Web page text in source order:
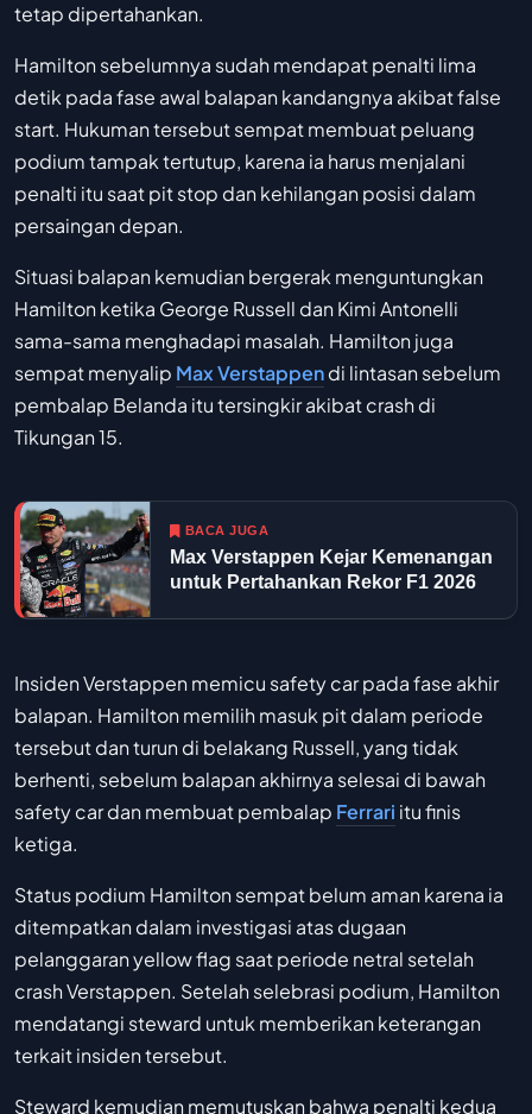
tetap dipertahankan.
Hamilton sebelumnya sudah mendapat penalti lima
detik pada fase awal balapan kandangnya akibat false
start. Hukuman tersebut sempat membuat peluang
podium tampak tertutup, karena ia harus menjalani
penalti itu saat pit stop dan kehilangan posisi dalam
persaingan depan.
Situasi balapan kemudian bergerak menguntungkan
Hamilton ketika George Russell dan Kimi Antonelli
sama-sama menghadapi masalah. Hamilton juga
sempat menyalip Max Verstappendi lintasan sebelum
pembalap Belanda itu tersingkir akibat crash di
Tikungan 15.
BACA JUGA
Max Verstappen Kejar Kemenangan
untuk Pertahankan Rekor F1 2026
Insiden Verstappen memicu safety car pada fase akhir
balapan. Hamilton memilih masuk pit dalam periode
tersebut dan turun di belakang Russell, yang tidak
berhenti, sebelum balapan akhirnya selesai di bawah
safety car dan membuat pembalap Ferrari itu finis
ketiga.
Status podium Hamilton sempat belum aman karena ia
ditempatkan dalam investigasi atas dugaan
pelanggaran yellow flag saat periode netral setelah
crash Verstappen. Setelah selebrasi podium, Hamilton
mendatangi steward untuk memberikan keterangan
terkait insiden tersebut.
Steward kemudian memutuskan bahwa penalti kedua